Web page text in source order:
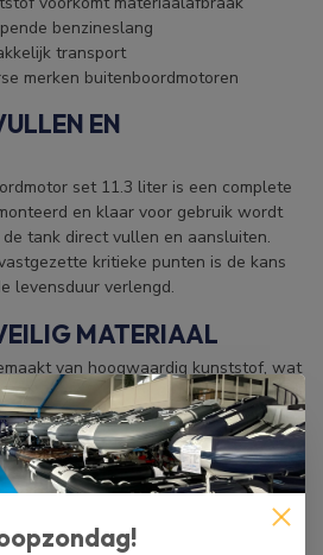
benzineslang
transport
merken buitenboordmotoren
EN
set 11.3 liter is een complete
en klaar voor gebruik wordt
tank direct vullen en aansluiten.
kritieke punten is de kans
levensduur verlengd.
MATERIAAL
van hoogwaardig kunststof, wat
zacht wordt en oplost door de
schade aan de
inhoud van 11.3 liter is deze tank
Wanneer de benzine op is, kan de
aan het handvat.
VAN HOGE